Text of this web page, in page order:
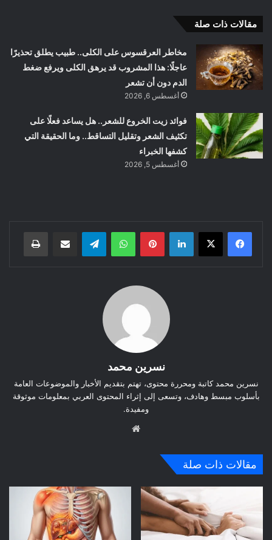
مقالات ذات صلة
مخاطر العرقسوس على الكلى.. طبيب يطلق تحذيرًا
عاجلًا: هذا المشروب قد يرهق الكلى ويرفع ضغط
الدم دون أن تشعر
أغسطس 6, 2026
فوائد زيت الخروع للشعر.. هل يساعد فعلًا على
تكثيف الشعر وتقليل التساقط.. وما الحقيقة التي
كشفها الخبراء
أغسطس 5, 2026
لينكدإن بينتيريست واتساب
نسرين محمد
نسرين محمد كاتبة ومحررة محتوى، تهتم بتقديم الأخبار والموضوعات العامة
بأسلوب مبسط وهادف، وتسعى إلى إثراء المحتوى العربي بمعلومات موثوقة
ومفيدة.
مقالات ذات صلة